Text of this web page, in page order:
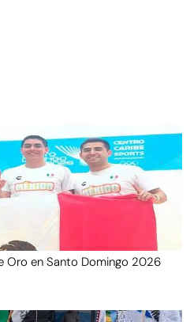
Oro en Santo Domingo 2026